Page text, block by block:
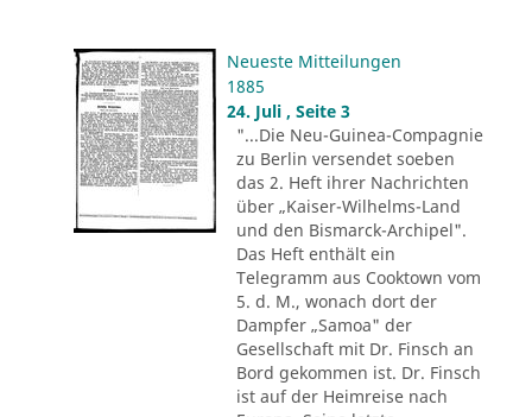
Neueste Mitteilungen
1885
24. Juli , Seite 3
"...Die Neu-Guinea-Compagnie
zu Berlin versendet soeben
das 2. Heft ihrer Nachrichten
über „Kaiser-Wilhelms-Land
und den Bismarck-Archipel".
Das Heft enthält ein
Telegramm aus Cooktown vom
5. d. M., wonach dort der
Dampfer „Samoa" der
Gesellschaft mit Dr. Finsch an
Bord gekommen ist. Dr. Finsch
ist auf der Heimreise nach